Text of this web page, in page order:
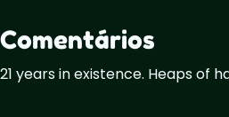
Comentários
21 years in existence. Heaps of